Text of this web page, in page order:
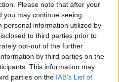
Please note that after your
you may continue seeing
personal information utilized by
to third parties prior to
opt-out of the further
by third parties on the
This information may
parties on the IAB’s List of